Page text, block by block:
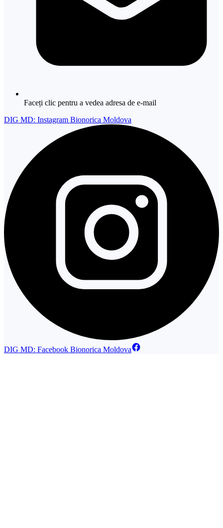
Faceți clic pentru a vedea adresa de e-mail
DIG MD: Instagram Bionorica Moldova
DIG MD: Facebook Bionorica Moldova